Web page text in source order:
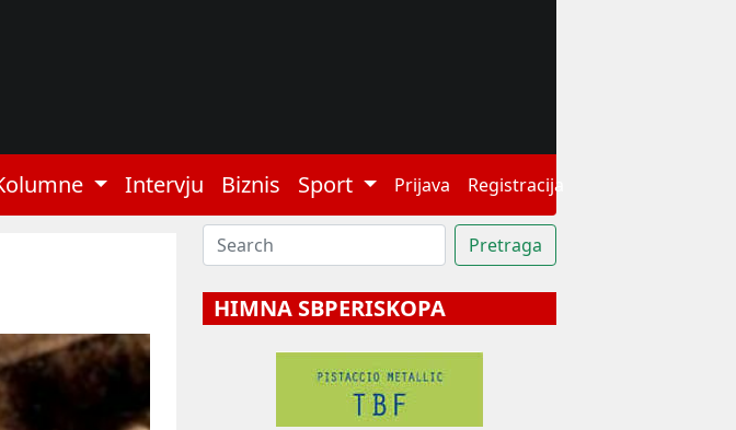
Intervju Biznis Sport Prijava Registracija
HIMNA SBPERISKOPA